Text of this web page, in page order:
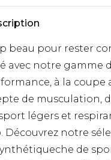
beau pour rester
avec notre gamme
à la coupe
de musculation,
légers et
Découvrez notre
de